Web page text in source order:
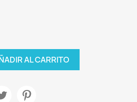
AL CARRITO